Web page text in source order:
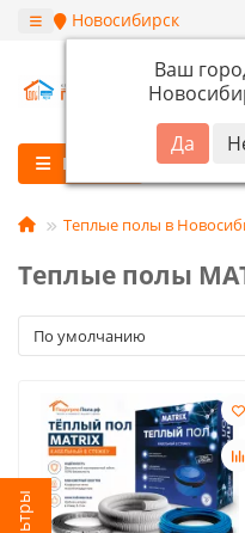
Новосибирск
Ваш
Каталог
Теплые полы в
Теплые полы